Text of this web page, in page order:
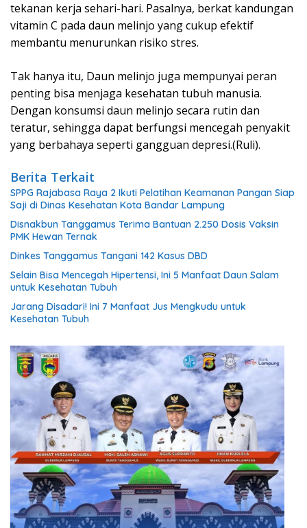
tekanan kerja sehari-hari. Pasalnya, berkat kandungan
vitamin C pada daun melinjo yang cukup efektif
membantu menurunkan risiko stres.
Tak hanya itu, Daun melinjo juga mempunyai peran
penting bisa menjaga kesehatan tubuh manusia.
Dengan konsumsi daun melinjo secara rutin dan
teratur, sehingga dapat berfungsi mencegah penyakit
yang berbahaya seperti gangguan depresi.(Ruli).
Berita Terkait
SPPG Rajabasa Raya 2 Ikuti Pelatihan Keamanan Pangan Siap
Saji di Dinas Kesehatan Kota Bandar Lampung
Disnakbun Tanggamus Terima Bantuan 2.250 Dosis Vaksin
PMK Hewan Ternak
Dinkes Tanggamus Tangani 142 Kasus DBD
Selain Bisa Mencegah Hipertensi, Ini 5 Manfaat Daun Salam
untuk Kesehatan Tubuh
Jarang Disadari! Ini 7 Manfaat Jus Mengkudu untuk
Kesehatan Tubuh